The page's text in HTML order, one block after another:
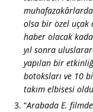
olsa bir özel uçak
haber olacak
yıl sonra
yapılan bir
botoksları ve 10
takım elbisesi
“Arabada E.